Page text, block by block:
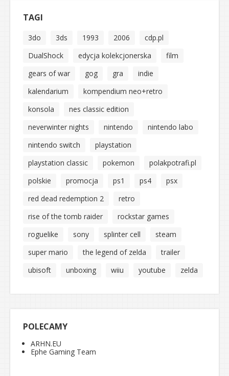
TAGI
3do 3ds 1993 2006
cdp.pl
DualShock
edycja kolekcjonerska
film
gears of war
gog gra
indie
kalendarium
kompendium neo+retro
konsola
nes classic edition
neverwinter nights
nintendo
nintendo labo
nintendo switch
playstation
playstation classic
pokemon
polakpotrafi.pl
polskie
promocja ps1 ps4
psx
red dead redemption 2
retro
rise of the tomb raider
rockstar games
roguelike
sony splinter cell
steam
super mario
the legend of zelda
trailer
ubisoft
unboxing wiiu youtube zelda
POLECAMY
ARHN.EU
Ephe Gaming Team